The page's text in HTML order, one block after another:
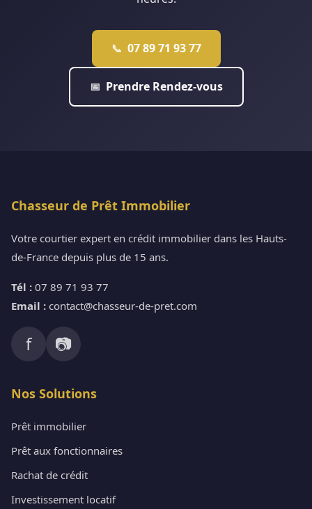
📞 07 89 71 93 77
📅 Prendre Rendez-vous
Chasseur de Prêt Immobilier
Votre courtier expert en crédit immobilier dans les Hauts-
de-France depuis plus de 15 ans.
Tél : 07 89 71 93 77
Email : contact@chasseur-de-pret.com
f 📷
Nos Solutions
Prêt immobilier
Prêt aux fonctionnaires
Rachat de crédit
Investissement locatif